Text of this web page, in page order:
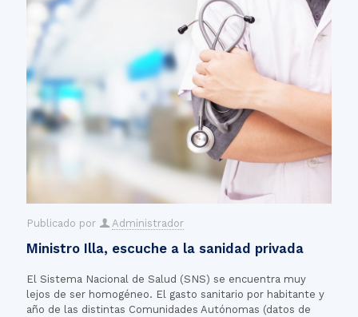
Publicado por Administrador
Ministro Illa, escuche a la sanidad privada
El Sistema Nacional de Salud (SNS) se encuentra muy
lejos de ser homogéneo. El gasto sanitario por habitante y
año de las distintas Comunidades Autónomas (datos de